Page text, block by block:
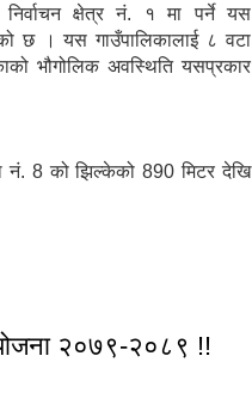
क्षेत्र नं. १ मा पर्ने यस
छ । यस गाउँपालिकालाई ८ वटा
भौगोलिक अवस्थिति यसप्रकार
नं. 8 को झिल्केको 890 मिटर देखि
योजना २०७९-२०८९ !!